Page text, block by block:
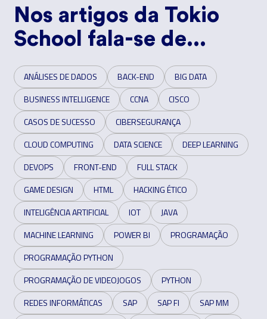
Nos artigos da Tokio
School fala-se de...
ANÁLISES DE DADOS BACK-END
BIG DATA
BUSINESS INTELLIGENCE
CCNA
CISCO
CASOS DE SUCESSO
CIBERSEGURANÇA
CLOUD COMPUTING
DATA SCIENCE
DEEP LEARNING
DEVOPS
FRONT-END
FULL STACK
GAME DESIGN
HTML
HACKING ÉTICO
INTELIGÊNCIA ARTIFICIAL
IOT
JAVA
MACHINE LEARNING
POWER BI
PROGRAMAÇÃO
PROGRAMAÇÃO PYTHON
PROGRAMAÇÃO DE VIDEOJOGOS
PYTHON
REDES INFORMÁTICAS
SAP SAP FI
SAP MM